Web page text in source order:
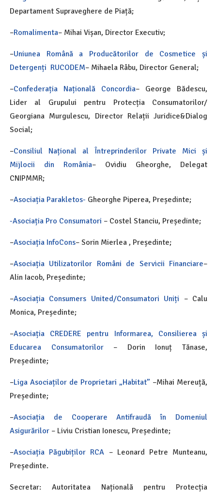
Departament Supraveghere de Piață;
–Romalimenta– Mihai Vișan, Director Executiv;
–Uniunea Română a Producătorilor de Cosmetice și
Detergenți RUCODEM– Mihaela Râbu, Director General;
–Confederația Națională Concordia– George Bădescu,
Lider al Grupului pentru Protecția Consumatorilor/
Georgiana Murgulescu, Director Relații Juridice&Dialog
Social;
–Consiliul Național al Întreprinderilor Private Mici și
Mijlocii din România– Ovidiu Gheorghe, Delegat
CNIPMMR;
–Asociația Parakletos- Gheorghe Piperea, Președinte;
-Asociația Pro Consumatori – Costel Stanciu, Președinte;
–Asociația InfoCons– Sorin Mierlea , Președinte;
–Asociația Utilizatorilor Români de Servicii Financiare–
Alin Iacob, Președinte;
–Asociația Consumers United/Consumatori Uniți – Calu
Monica, Președinte;
–Asociația CREDERE pentru Informarea, Consilierea și
Educarea Consumatorilor– Dorin Ionuț Tănase,
Președinte;
–Liga Asociaților de Proprietari „Habitat” –Mihai Mereuță,
Președinte;
–Asociația de Cooperare Antifraudă în Domeniul
Asigurărilor – Liviu Cristian Ionescu, Președinte;
–Asociația Păgubiților RCA – Leonard Petre Munteanu,
Președinte.
Secretar: Autoritatea Națională pentru Protecția